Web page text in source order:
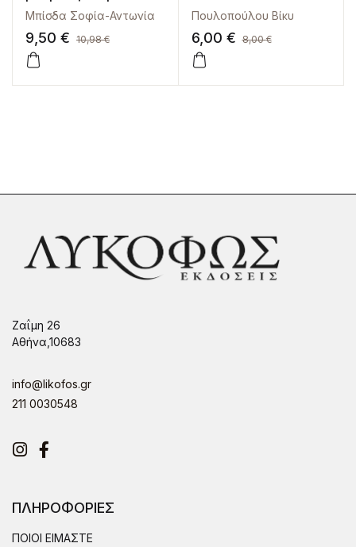
μαλώνει
Μπίσδα Σοφία-Αντωνία
9,50 € 10,98€
Πουλοπούλου Βίκυ
6,00 € 8,00€
Ζαΐμη 26
Αθήνα,10683
info@likofos.gr
211 0030548
Instagram
Facebook
ΠΛΗΡΟΦΟΡΙΕΣ
ΠΟΙΟΙ ΕΙΜΑΣΤΕ